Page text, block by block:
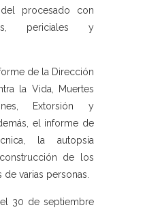
procesado con
periciales y
de la Dirección
la Vida, Muertes
Extorsión y
el informe de
la autopsia
de los
varias personas.
30 de septiembre